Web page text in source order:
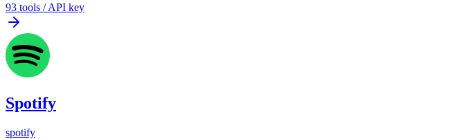
93 tools / API key
Spotify
spotify